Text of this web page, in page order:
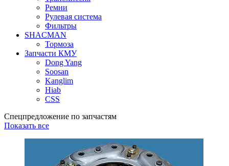
Ремни
Рулевая система
Фильтры
SHACMAN
Тормоза
Запчасти КМУ
Dong Yang
Soosan
Kanglim
Hiab
CSS
Спецпредложение по запчастям
Показать все